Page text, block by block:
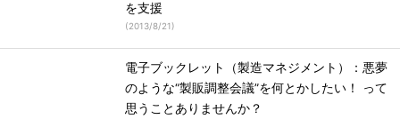
を支援
(2013/8/21)
電子ブックレット（製造マネジメント）：悪夢
のような“製販調整会議”を何とかしたい！ って
思うことありませんか？